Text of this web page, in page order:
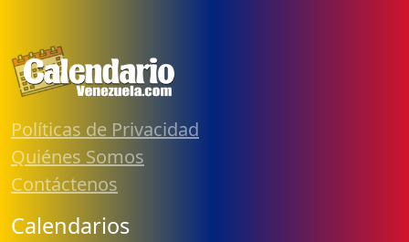
Políticas de Privacidad
Quiénes Somos
Contáctenos
Calendarios